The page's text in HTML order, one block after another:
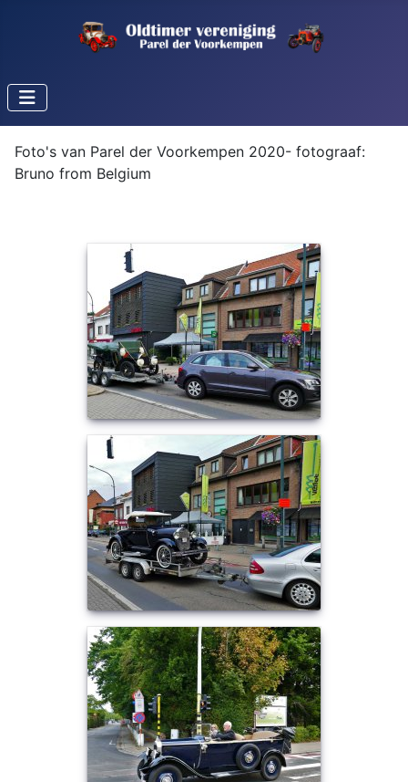
Foto's van Parel der Voorkempen 2020- fotograaf:
Bruno from Belgium